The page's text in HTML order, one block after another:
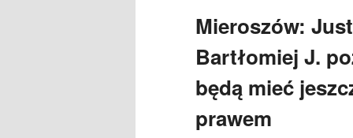
Mieroszów:
Bartłomiej J.
będą mieć
prawem